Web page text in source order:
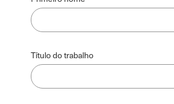
Título do trabalho